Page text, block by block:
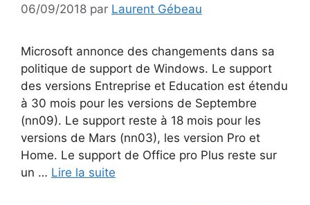
06/09/2018 par Laurent Gébeau
Microsoft annonce des changements dans sa
politique de support de Windows. Le support
des versions Entreprise et Education est étendu
à 30 mois pour les versions de Septembre
(nn09). Le support reste à 18 mois pour les
versions de Mars (nn03), les version Pro et
Home. Le support de Office pro Plus reste sur
un … Lire la suite